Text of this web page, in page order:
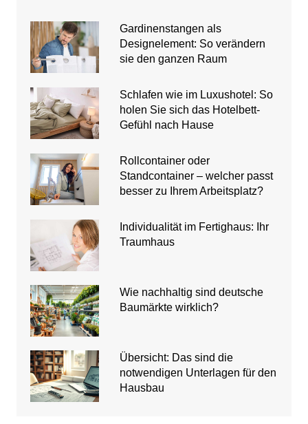
Gardinenstangen als
Designelement: So verändern
sie den ganzen Raum
Schlafen wie im Luxushotel: So
holen Sie sich das Hotelbett-
Gefühl nach Hause
Rollcontainer oder
Standcontainer – welcher passt
besser zu Ihrem Arbeitsplatz?
Individualität im Fertighaus: Ihr
Traumhaus
Wie nachhaltig sind deutsche
Baumärkte wirklich?
Übersicht: Das sind die
notwendigen Unterlagen für den
Hausbau